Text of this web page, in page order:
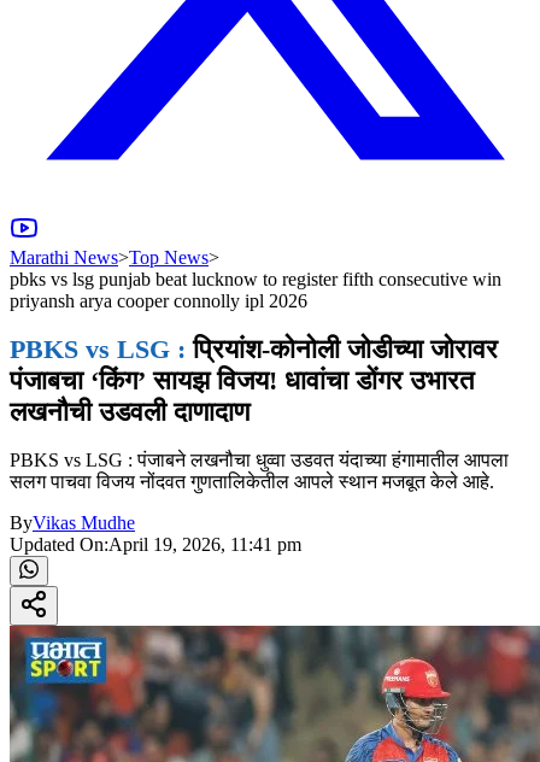
Marathi News>Top News>
pbks vs lsg punjab beat lucknow to register fifth consecutive win
priyansh arya cooper connolly ipl 2026
PBKS vs LSG : प्रियांश-कोनोली जोडीच्या जोरावर
पंजाबचा ‘किंग’ सायझ विजय! धावांचा डोंगर उभारत
लखनौची उडवली दाणादाण
PBKS vs LSG : पंजाबने लखनौचा धुव्वा उडवत यंदाच्या हंगामातील आपला
सलग पाचवा विजय नोंदवत गुणतालिकेतील आपले स्थान मजबूत केले आहे.
ByVikas Mudhe
Updated On:April 19, 2026, 11:41 pm